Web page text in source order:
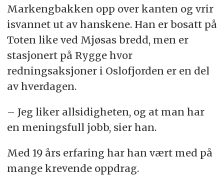
Markengbakken opp over kanten og vrir
isvannet ut av hanskene. Han er bosatt på
Toten like ved Mjøsas bredd, men er
stasjonert på Rygge hvor
redningsaksjoner i Oslofjorden er en del
av hverdagen.
– Jeg liker allsidigheten, og at man har
en meningsfull jobb, sier han.
Med 19 års erfaring har han vært med på
mange krevende oppdrag.